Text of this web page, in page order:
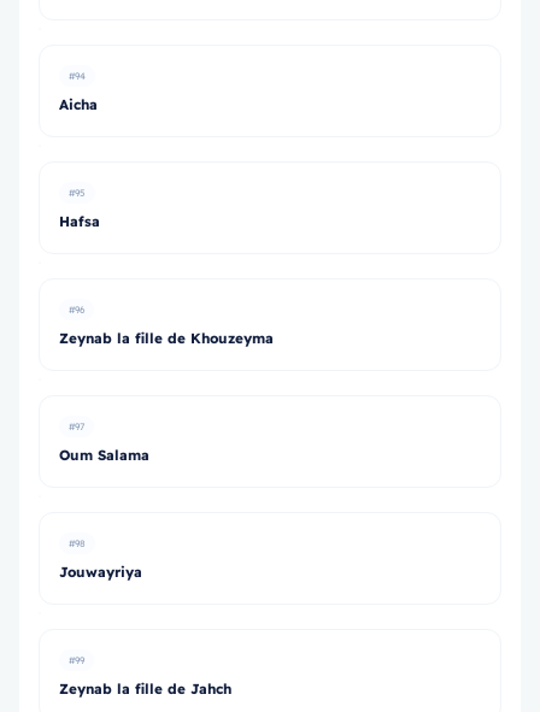
#94
Aicha
#95
Hafsa
#96
Zeynab la fille de Khouzeyma
#97
Oum Salama
#98
Jouwayriya
#99
Zeynab la fille de Jahch